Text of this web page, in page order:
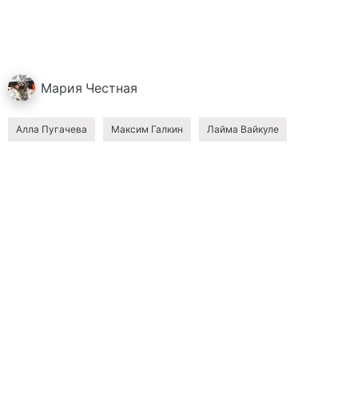
Мария Честная
Алла Пугачева Максим Галкин Лайма Вайкуле